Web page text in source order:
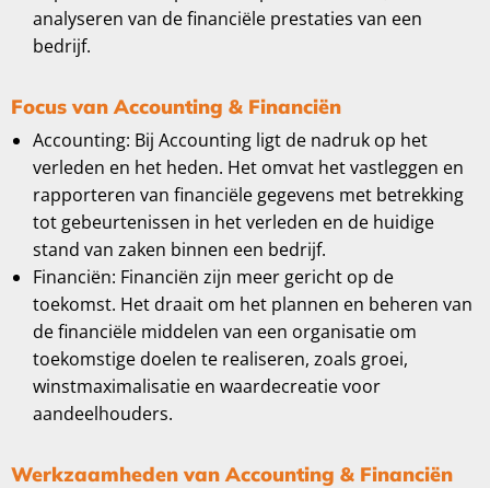
analyseren van de financiële prestaties van een
bedrijf.
Focus van Accounting & Financiën
Accounting: Bij Accounting ligt de nadruk op het
verleden en het heden. Het omvat het vastleggen en
rapporteren van financiële gegevens met betrekking
tot gebeurtenissen in het verleden en de huidige
stand van zaken binnen een bedrijf.
Financiën: Financiën zijn meer gericht op de
toekomst. Het draait om het plannen en beheren van
de financiële middelen van een organisatie om
toekomstige doelen te realiseren, zoals groei,
winstmaximalisatie en waardecreatie voor
aandeelhouders.
Werkzaamheden van Accounting & Financiën